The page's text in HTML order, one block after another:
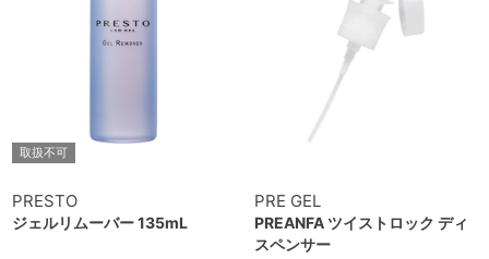
取扱不可
PRESTO
ジェルリムーバー 135mL
PRE GEL
PREANFA ツイストロック ディ
スペンサー